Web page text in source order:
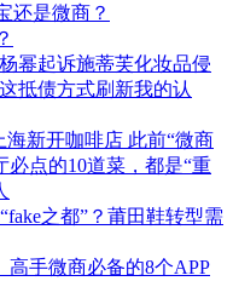
还是微商？
幂起诉施蒂芙化妆品侵
抵债方式刷新我的认
海新开咖啡店 此前“微商
必点的10道菜，都是“重
之都”？莆田鞋转型需
高手微商必备的8个APP